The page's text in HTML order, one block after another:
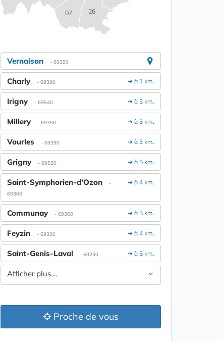
07 26
Vernaison - 69390
➔ à 1 km.
Charly - 69390
➔ à 3 km.
Irigny - 69540
➔ à 3 km.
Millery - 69390
➔ à 3 km.
Vourles - 69390
➔ à 5 km.
Grigny - 69520
➔ à 4 km.
Saint-Symphorien-d'Ozon
-
69360
➔ à 5 km.
Communay - 69360
➔ à 4 km.
Feyzin - 69320
➔ à 5 km.
Saint-Genis-Laval - 69230
Afficher plus....
Proche de vous